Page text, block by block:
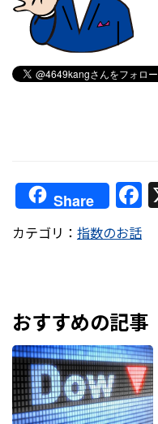
Share F
a
o
o
k
カテゴリ： 指数のお話
おすすめの記事